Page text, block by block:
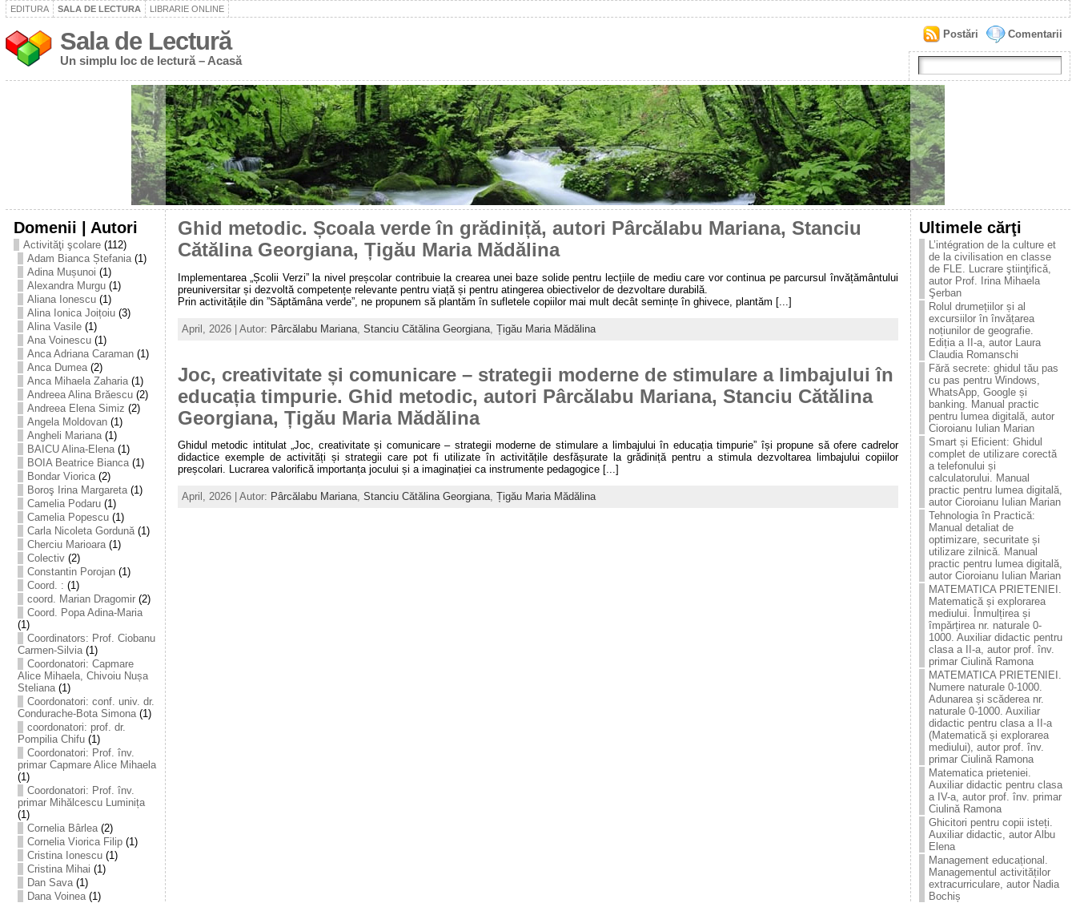
EDITURA SALA DE LECTURA LIBRARIE ONLINE
Sala de Lectură
Un simplu loc de lectură – Acasă
Comentarii
Postări
Domenii | Autori
Activităţi şcolare(112)
Adam Bianca Ștefania(1)
Adina Mușunoi (1)
Alexandra Murgu(1)
Aliana Ionescu(1)
Alina Ionica Joițoiu(3)
Alina Vasile(1)
Ana Voinescu(1)
Anca Adriana Caraman(1)
Anca Dumea(2)
Anca Mihaela Zaharia(1)
Andreea Alina Brăescu(2)
Andreea Elena Simiz (2)
Angela Moldovan(1)
Angheli Mariana(1)
BAICU Alina-Elena(1)
BOIA Beatrice Bianca(1)
Bondar Viorica(2)
Boroş Irina Margareta(1)
Camelia Podaru(1)
Camelia Popescu(1)
Carla Nicoleta Gordună(1)
Cherciu Marioara(1)
Colectiv(2)
Constantin Porojan(1)
Coord. : (1)
coord. Marian Dragomir(2)
Coord. Popa Adina-Maria
(1)
Coordinators: Prof. Ciobanu
Carmen-Silvia(1)
Coordonatori: Capmare
Alice Mihaela, Chivoiu Nușa
Steliana(1)
Coordonatori: conf. univ. dr.
Condurache-Bota Simona(1)
coordonatori: prof. dr.
Pompilia Chifu(1)
Coordonatori: Prof. înv.
primar Capmare Alice Mihaela
(1)
Coordonatori: Prof. înv.
primar Mihălcescu Luminița
(1)
Cornelia Bârlea(2)
Cornelia Viorica Filip(1)
Cristina Ionescu(1)
Cristina Mihai (1)
Dan Sava(1)
Dana Voinea(1)
Ghid metodic. Școala verde în grădiniță, autori Pârcălabu Mariana, Stanciu
Cătălina Georgiana, Țigău Maria Mădălina
Implementarea „Școlii Verzi” la nivel preșcolar contribuie la crearea unei baze solide pentru lecțiile de mediu care vor continua pe parcursul învățământului
preuniversitar și dezvoltă competențe relevante pentru viață și pentru atingerea obiectivelor de dezvoltare durabilă.
Prin activitățile din ”Săptămâna verde”, ne propunem să plantăm în sufletele copiilor mai mult decât semințe în ghivece, plantăm [...]
April, 2026 | Autor: Pârcălabu Mariana, Stanciu Cătălina Georgiana, Țigău Maria Mădălina
Joc, creativitate și comunicare – strategii moderne de stimulare a limbajului în
educația timpurie. Ghid metodic, autori Pârcălabu Mariana, Stanciu Cătălina
Georgiana, Țigău Maria Mădălina
Ghidul metodic intitulat „Joc, creativitate și comunicare – strategii moderne de stimulare a limbajului în educația timpurie” își propune să ofere cadrelor
didactice exemple de activități și strategii care pot fi utilizate în activitățile desfășurate la grădiniță pentru a stimula dezvoltarea limbajului copiilor
preșcolari. Lucrarea valorifică importanța jocului și a imaginației ca instrumente pedagogice [...]
April, 2026 | Autor: Pârcălabu Mariana, Stanciu Cătălina Georgiana, Țigău Maria Mădălina
Ultimele cărţi
L’intégration de la culture et
de la civilisation en classe
de FLE. Lucrare ştiinţificǎ,
autor Prof. Irina Mihaela
Şerban
Rolul drumețiilor și al
excursiilor în învățarea
noțiunilor de geografie.
Ediția a II-a, autor Laura
Claudia Romanschi
Fără secrete: ghidul tău pas
cu pas pentru Windows,
WhatsApp, Google și
banking. Manual practic
pentru lumea digitală, autor
Cioroianu Iulian Marian
Smart și Eficient: Ghidul
complet de utilizare corectă
a telefonului și
calculatorului. Manual
practic pentru lumea digitală,
autor Cioroianu Iulian Marian
Tehnologia în Practică:
Manual detaliat de
optimizare, securitate și
utilizare zilnică. Manual
practic pentru lumea digitală,
autor Cioroianu Iulian Marian
MATEMATICA PRIETENIEI.
Matematică și explorarea
mediului. Înmulțirea și
împărțirea nr. naturale 0-
1000. Auxiliar didactic pentru
clasa a II-a, autor prof. înv.
primar Ciulină Ramona
MATEMATICA PRIETENIEI.
Numere naturale 0-1000.
Adunarea și scăderea nr.
naturale 0-1000. Auxiliar
didactic pentru clasa a II-a
(Matematică și explorarea
mediului), autor prof. înv.
primar Ciulină Ramona
Matematica prieteniei.
Auxiliar didactic pentru clasa
a IV-a, autor prof. înv. primar
Ciulină Ramona
Ghicitori pentru copii isteți.
Auxiliar didactic, autor Albu
Elena
Management educațional.
Managementul activităților
extracurriculare, autor Nadia
Bochiș